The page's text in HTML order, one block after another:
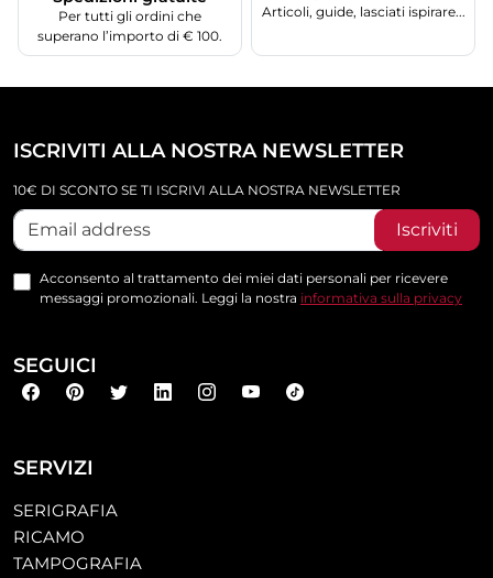
Per tutti gli ordini che
superano l’importo di € 100.
Articoli, guide, lasciati ispirare...
SERVIZI
SERIGRAFIA
RICAMO
TAMPOGRAFIA
ISCRIVITI ALLA NOSTRA NEWSLETTER
10€ DI SCONTO SE TI ISCRIVI ALLA NOSTRA NEWSLETTER
Iscriviti
Acconsento al trattamento dei miei dati personali per ricevere
messaggi promozionali. Leggi la nostra informativa sulla privacy
SEGUICI